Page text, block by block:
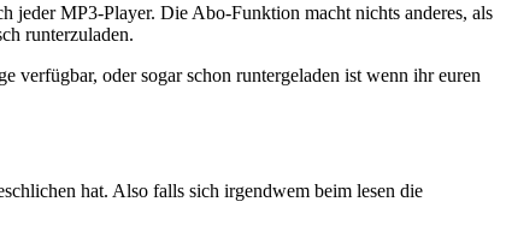
jeder MP3-Player. Die Abo-Funktion macht nichts anderes, als
runterzuladen.
verfügbar, oder sogar schon runtergeladen ist wenn ihr euren
hat. Also falls sich irgendwem beim lesen die